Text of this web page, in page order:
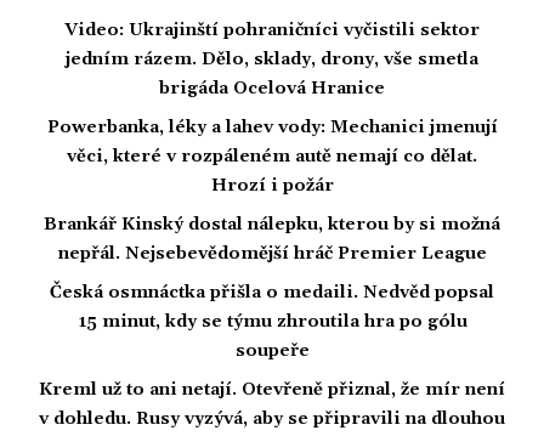
Video: Ukrajinští pohraničníci vyčistili sektor
jedním rázem. Dělo, sklady, drony, vše smetla
brigáda Ocelová Hranice
Powerbanka, léky a lahev vody: Mechanici jmenují
věci, které v rozpáleném autě nemají co dělat.
Hrozí i požár
Brankář Kinský dostal nálepku, kterou by si možná
nepřál. Nejsebevědomější hráč Premier League
Česká osmnáctka přišla o medaili. Nedvěd popsal
15 minut, kdy se týmu zhroutila hra po gólu
soupeře
Kreml už to ani netají. Otevřeně přiznal, že mír není
v dohledu. Rusy vyzývá, aby se připravili na dlouhou